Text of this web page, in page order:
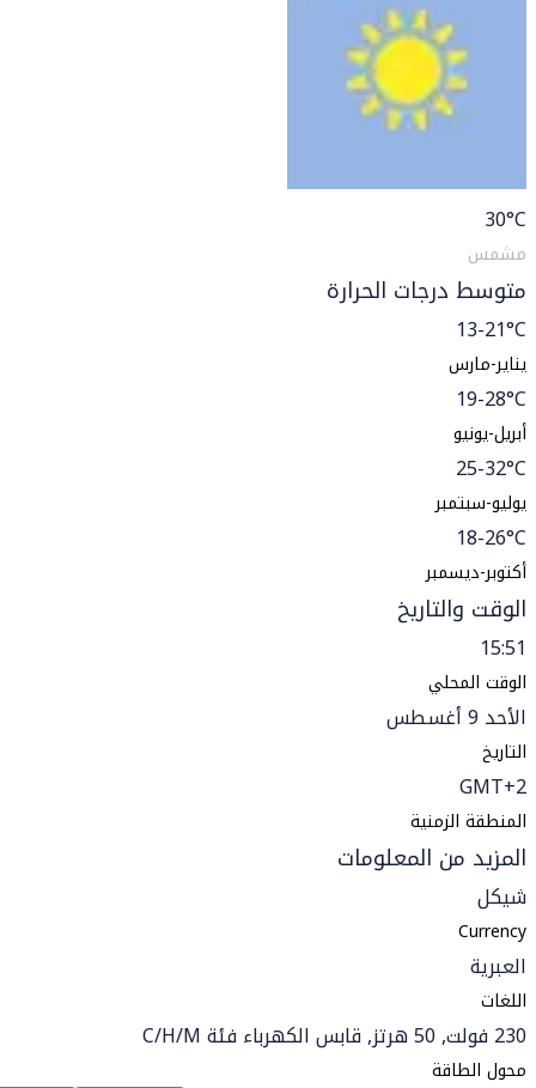
30°C
مشمس
متوسط درجات الحرارة
13-21°C
يناير-مارس
19-28°C
أبريل-يونيو
25-32°C
يوليو-سبتمبر
18-26°C
أكتوبر-ديسمبر
الوقت والتاريخ
15:51
الوقت المحلي
الأحد 9 أغسطس
التاريخ
GMT+2
المنطقة الزمنية
المزيد من المعلومات
شيكل
Currency
العبرية
اللغات
230 فولت, 50 هرتز, قابس الكهرباء فئة C/H/M
محول الطاقة